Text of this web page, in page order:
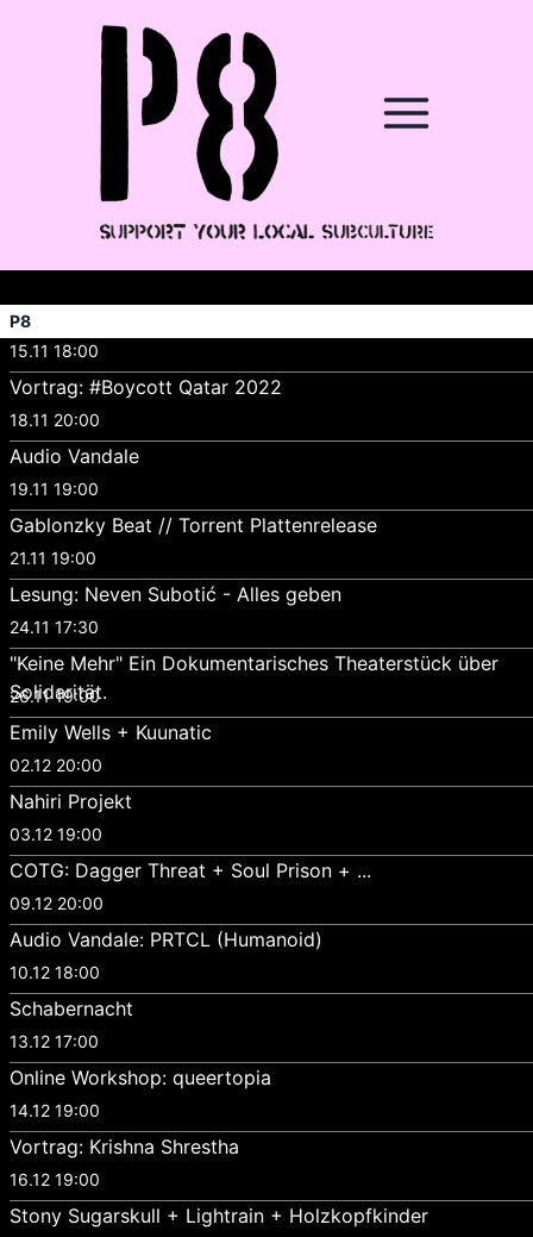
P8
15.11 18:00
Vortrag: #Boycott Qatar 2022
18.11 20:00
Audio Vandale
19.11 19:00
Gablonzky Beat // Torrent Plattenrelease
21.11 19:00
Lesung: Neven Subotić - Alles geben
24.11 17:30
"Keine Mehr" Ein Dokumentarisches Theaterstück über
Solidarität.
26.11 19:00
Emily Wells + Kuunatic
02.12 20:00
Nahiri Projekt
03.12 19:00
COTG: Dagger Threat + Soul Prison + ...
09.12 20:00
Audio Vandale: PRTCL (Humanoid)
10.12 18:00
Schabernacht
13.12 17:00
Online Workshop: queertopia
14.12 19:00
Vortrag: Krishna Shrestha
16.12 19:00
Stony Sugarskull + Lightrain + Holzkopfkinder